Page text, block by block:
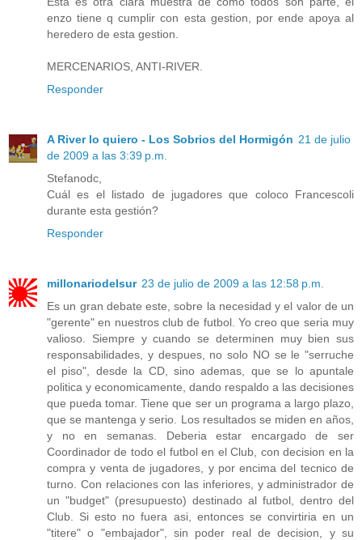
enzo tiene q cumplir con esta gestion, por ende apoya al
heredero de esta gestion.
MERCENARIOS, ANTI-RIVER.
Responder
A River lo quiero - Los Sobrios del Hormigón 21 de julio
de 2009 a las 3:39 p.m.
Stefanodc,
Cuál es el listado de jugadores que coloco Francescoli
durante esta gestión?
Responder
millonariodelsur 23 de julio de 2009 a las 12:58 p.m.
Es un gran debate este, sobre la necesidad y el valor de un
"gerente" en nuestros club de futbol. Yo creo que seria muy
valioso. Siempre y cuando se determinen muy bien sus
responsabilidades, y despues, no solo NO se le "serruche
el piso", desde la CD, sino ademas, que se lo apuntale
politica y economicamente, dando respaldo a las decisiones
que pueda tomar. Tiene que ser un programa a largo plazo,
que se mantenga y serio. Los resultados se miden en años,
y no en semanas. Deberia estar encargado de ser
Coordinador de todo el futbol en el Club, con decision en la
compra y venta de jugadores, y por encima del tecnico de
turno. Con relaciones con las inferiores, y administrador de
un "budget" (presupuesto) destinado al futbol, dentro del
Club. Si esto no fuera asi, entonces se convirtiria en un
"titere" o "embajador", sin poder real de decision, y su